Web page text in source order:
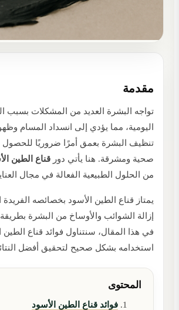
مقدمة
تواجه البشرة العديد من المشكلات بسبب
اليومية، مما يؤدي إلى انسداد المسام
تنظيف البشرة بعمق أمرًا ضروريًا
صحية ومشرقة. هنا يأتي دور قناع الطين
من الحلول الطبيعية الفعالة في مجال
يمتاز قناع الطين الأسود بخصائصه
إزالة الشوائب والأوساخ من البشرة
في هذا المقال، سنتناول فوائد قناع الطين
استخدامه بشكل صحيح لتحقيق أفضل
المحتوى
فوائد قناع الطين الأسود